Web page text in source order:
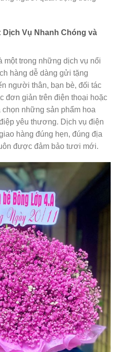
Vụ Nhanh Chóng và
trong những dịch vụ nổi
hàng dễ dàng gửi tặng
người thân, bạn bè, đối tác
đơn giản trên điện thoại hoặc
những sản phẩm hoa
yêu thương. Dịch vụ điện
hàng đúng hẹn, đúng địa
được đảm bảo tươi mới.